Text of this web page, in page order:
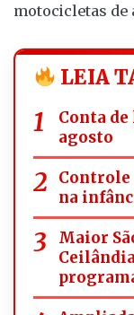
motocicletas de
LEIA
Conta
agosto
Controle
na
Maior